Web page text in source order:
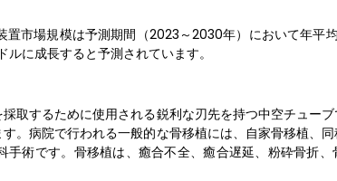
場規模は予測期間（2023～2030年）において年平均
に成長すると予測されています。
取するために使用される鋭利な刃先を持つ中空チュー
。病院で行われる一般的な骨移植には、自家骨移植、
術です。骨移植は、癒合不全、癒合遅延、粉砕骨折、